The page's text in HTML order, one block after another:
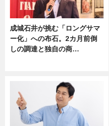
成城石井が挑む「ロングサマ
ー化」への布石。2カ月前倒
しの調達と独自の商…